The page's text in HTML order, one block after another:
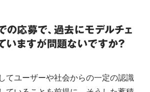
の応募で、過去にモデルチェ
いますが問題ないですか？
てユーザーや社会からの一定の認識